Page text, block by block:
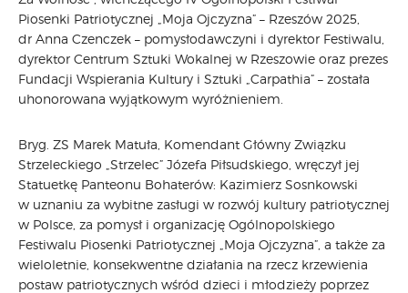
CARPATHIA FESTIVAL
FESTIWAL PATRIOTYCZNY
WYDARZENIA
PŁYTY CD
MUZYKA
VIDEO
WARSZTATY
ZGŁOŚ UDZIAŁ
KONTAKT
Piosenki Patriotycznej „Moja Ojczyzna” – Rzeszów 2025,
dr Anna Czenczek – pomysłodawczyni i dyrektor Festiwalu,
dyrektor Centrum Sztuki Wokalnej w Rzeszowie oraz prezes
Fundacji Wspierania Kultury i Sztuki „Carpathia” – została
uhonorowana wyjątkowym wyróżnieniem.
Bryg. ZS Marek Matuła, Komendant Główny Związku
Strzeleckiego „Strzelec” Józefa Piłsudskiego, wręczył jej
Statuetkę Panteonu Bohaterów: Kazimierz Sosnkowski
w uznaniu za wybitne zasługi w rozwój kultury patriotycznej
w Polsce, za pomysł i organizację Ogólnopolskiego
Festiwalu Piosenki Patriotycznej „Moja Ojczyzna”, a także za
wieloletnie, konsekwentne działania na rzecz krzewienia
postaw patriotycznych wśród dzieci i młodzieży poprzez